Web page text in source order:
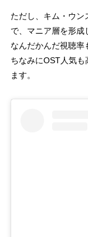
ただし、キム・ウン
で、マニア層を形成
なんだかんだ視聴率
ちなみにOST人気
ます。